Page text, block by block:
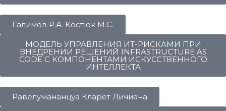
Галимов Р.А. Костюк М.С.
МОДЕЛЬ УПРАВЛЕНИЯ ИТ-РИСКАМИ ПРИ
ВНЕДРЕНИИ РЕШЕНИЙ INFRASTRUCTURE AS
CODE С КОМПОНЕНТАМИ ИСКУССТВЕННОГО
ИНТЕЛЛЕКТА
Равелумананцуа Кларет Личиана